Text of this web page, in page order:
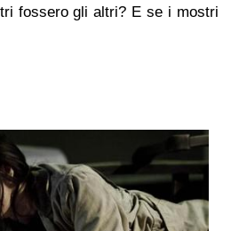
fossero gli altri? E se i mostri